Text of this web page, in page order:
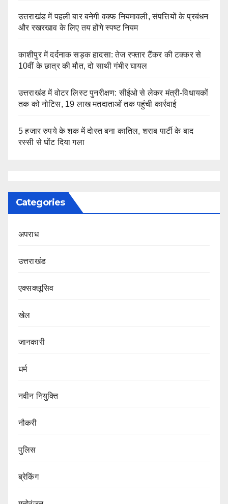
उत्तराखंड में पहली बार बनेगी वक्फ नियमावली, संपत्तियों के प्रबंधन
और रखरखाव के लिए तय होंगे स्पष्ट नियम
काशीपुर में दर्दनाक सड़क हादसा: तेज रफ्तार टैंकर की टक्कर से
10वीं के छात्र की मौत, दो साथी गंभीर घायल
उत्तराखंड में वोटर लिस्ट पुनरीक्षण: सीईओ से लेकर मंत्री-विधायकों
तक को नोटिस, 19 लाख मतदाताओं तक पहुंची कार्रवाई
5 हजार रुपये के शक में दोस्त बना कातिल, शराब पार्टी के बाद
रस्सी से घोंट दिया गला
Categories
अपराध
उत्तराखंड
एक्सक्लूसिव
खेल
जानकारी
धर्म
नवीन नियुक्ति
नौकरी
पुलिस
ब्रेकिंग